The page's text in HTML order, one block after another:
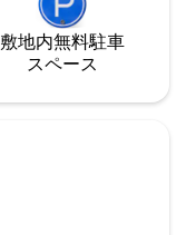
敷地内無料駐⁠車
ス⁠ペ⁠ー⁠ス